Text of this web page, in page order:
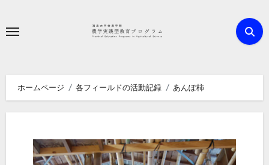
ホームページ 各フィールドの活動記録 あんぽ柿